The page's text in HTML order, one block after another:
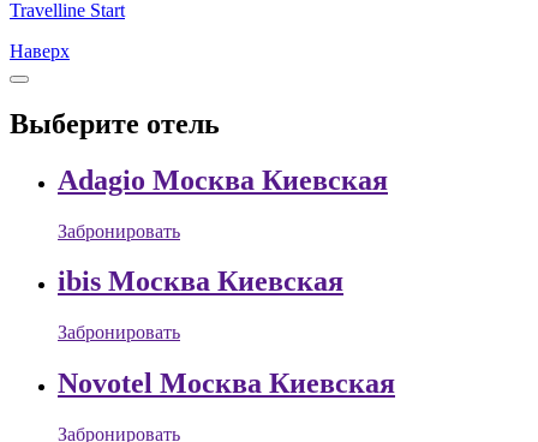
Travelline Start
Наверх
Выберите отель
Adagio Москва Киевская
Забронировать
ibis Москва Киевская
Забронировать
Novotel Москва Киевская
Забронировать